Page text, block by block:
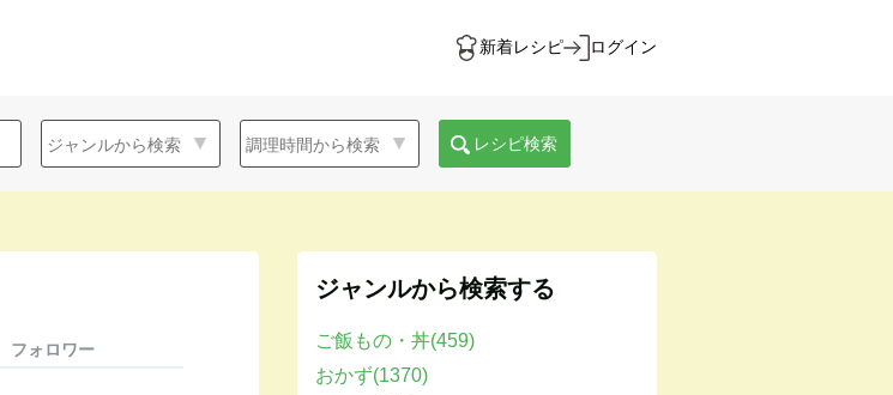
新着レシピ ログイン
レシピ検索
フォロワー
ジャンルから検索する
ご飯もの・丼(459)
おかず(1370)